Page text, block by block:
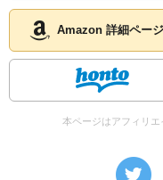
Amazon 詳細ペー
本ページはアフィリ